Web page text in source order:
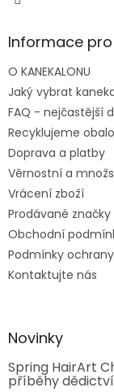
Informace
O KANEKALONU
Jaký vybrat
FAQ - nejčastější
Recyklujeme
Doprava a platby
Věrnostní a
Vrácení zboží
Prodávané značky
Obchodní
Podmínky
Kontaktujte nás
Novinky
Spring HairArt
příběhy dědictví